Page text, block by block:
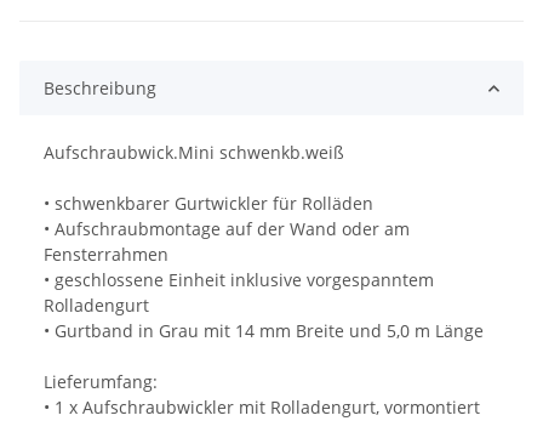
Beschreibung
Aufschraubwick.Mini schwenkb.weiß
• schwenkbarer Gurtwickler für Rolläden
• Aufschraubmontage auf der Wand oder am
Fensterrahmen
• geschlossene Einheit inklusive vorgespanntem
Rolladengurt
• Gurtband in Grau mit 14 mm Breite und 5,0 m Länge
Lieferumfang:
• 1 x Aufschraubwickler mit Rolladengurt, vormontiert